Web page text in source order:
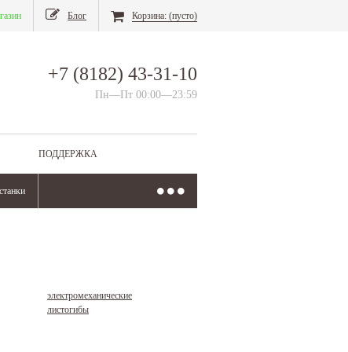
Блог Корзина: (пусто)
+7 (8182) 43-31-10
Пн—Пт 00:00—23:59
ПОДДЕРЖКА
станки
электромеханические
листогибы